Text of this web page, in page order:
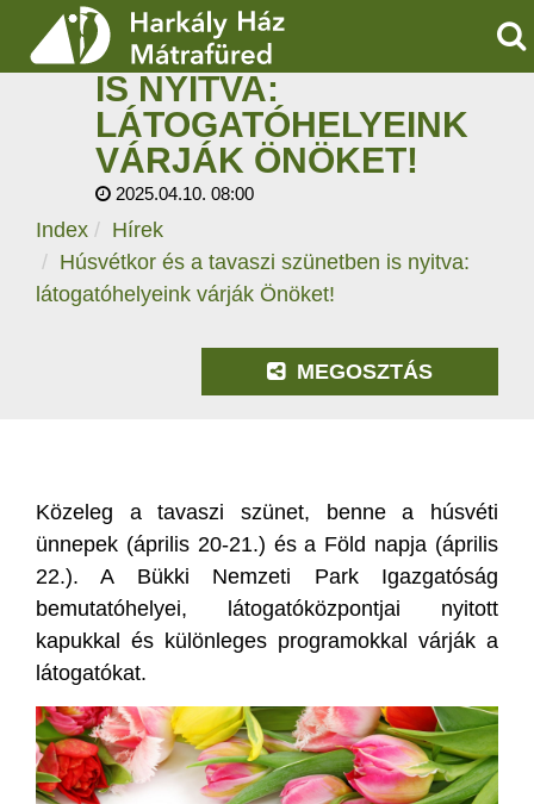
SZOLGÁLTATÁSOK
PROGRAMOK
HÍREK
RÓLUNK
HÚSVÉTKOR ÉS A
TAVASZI SZÜNETBEN
IS NYITVA:
LÁTOGATÓHELYEINK
VÁRJÁK ÖNÖKET!
2025.04.10. 08:00
Index
Hírek
Húsvétkor és a tavaszi szünetben is nyitva:
látogatóhelyeink várják Önöket!
MEGOSZTÁS
Közeleg a tavaszi szünet, benne a húsvéti
ünnepek (április 20-21.) és a Föld napja (április
22.). A Bükki Nemzeti Park Igazgatóság
bemutatóhelyei, látogatóközpontjai nyitott
kapukkal és különleges programokkal várják a
látogatókat.